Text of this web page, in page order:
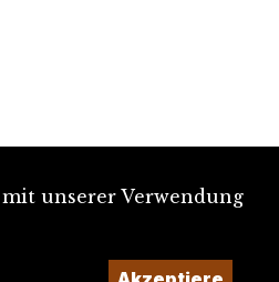
unserer Verwendung